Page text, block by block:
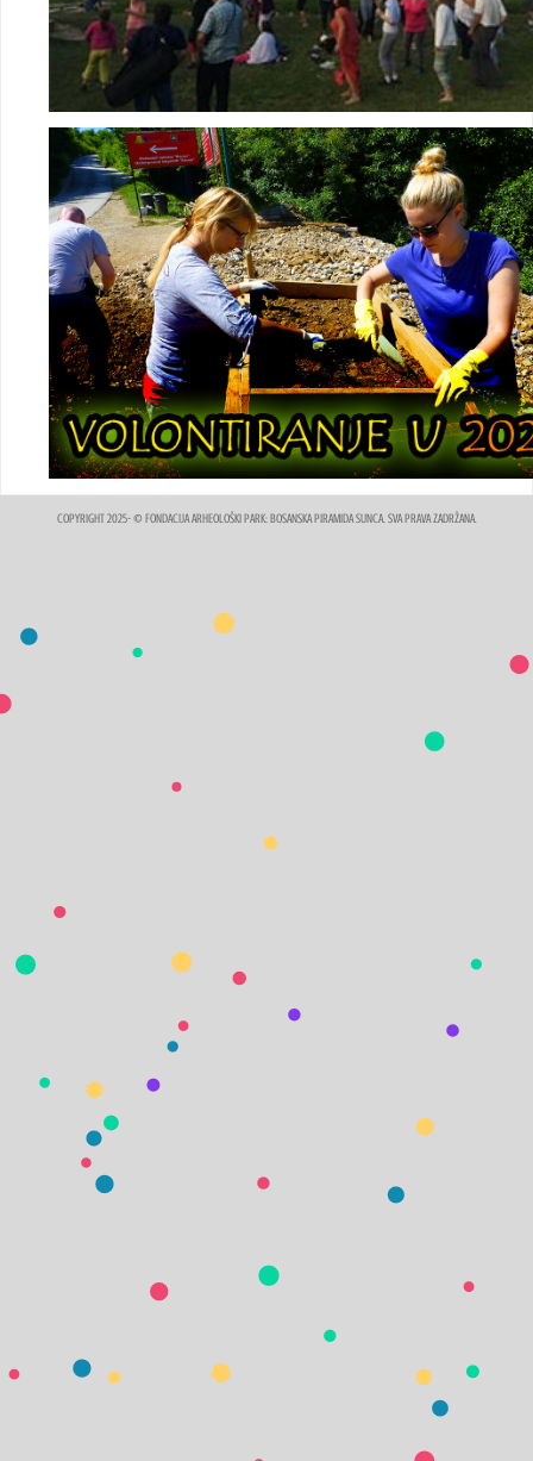
COPYRIGHT 2025- © FONDACIJA ARHEOLOŠKI PARK: BOSANSKA PIRAMIDA SUNCA. SVA PRAVA ZADRŽANA.